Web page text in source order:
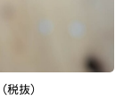
税抜）